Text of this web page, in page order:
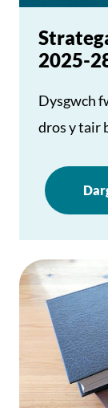
2025-
Dysgwch
dros y tair